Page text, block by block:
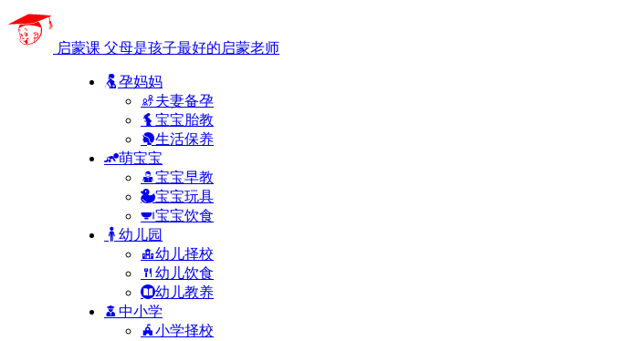
启蒙课 父母是孩子最好的启蒙老师
孕妈妈
夫妻备孕
宝宝胎教
生活保养
萌宝宝
宝宝早教
宝宝玩具
宝宝饮食
幼儿园
幼儿择校
幼儿饮食
幼儿教养
中小学
小学择校